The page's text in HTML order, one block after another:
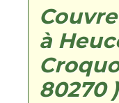
à
80270 )